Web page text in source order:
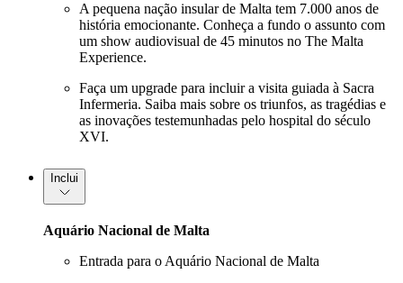
A pequena nação insular de Malta tem 7.000 anos de
história emocionante. Conheça a fundo o assunto com
um show audiovisual de 45 minutos no The Malta
Experience.
Faça um upgrade para incluir a visita guiada à Sacra
Infermeria. Saiba mais sobre os triunfos, as tragédias e
as inovações testemunhadas pelo hospital do século
XVI.
Inclui
Aquário Nacional de Malta
Entrada para o Aquário Nacional de Malta